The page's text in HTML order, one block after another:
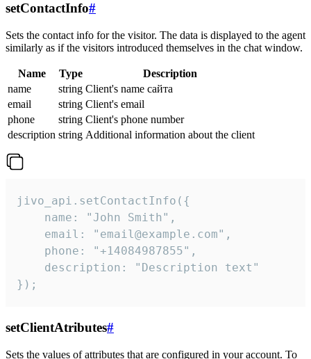
setContactInfo#
Sets the contact info for the visitor. The data is displayed to the agent
similarly as if the visitors introduced themselves in the chat window.
Name Type
Description
name
string Client's name сайта
email
string Client's email
phone
string Client's phone number
description string Additional information about the client
jivo_api.setContactInfo({
    name: "John Smith",
    email: "email@example.com",
    phone: "+14084987855",
    description: "Description text"
});
setClientAtributes#
Sets the values ​​of attributes that are configured in your account. To